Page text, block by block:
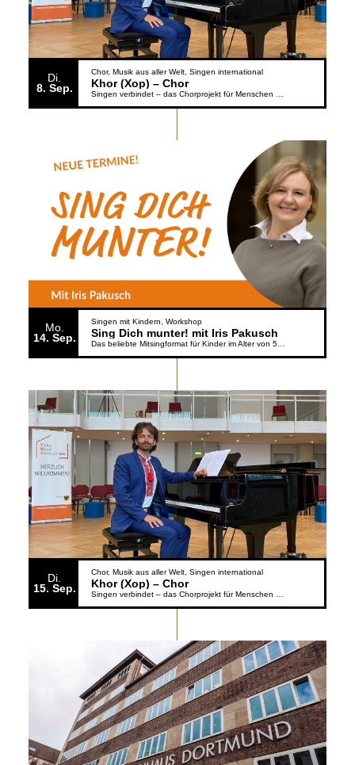
Di.
8 Sep.
Chor Musik aus aller Welt Singen international
Khor (Xop) – Chor
Mo.
14 Sep.
Singen mit Kindern Workshop
Sing Dich munter! mit Iris Pakusch
Das beliebte Mitsingformat für Kinder im Alter von 5 bis 6 Jahren geht weiter
Di.
15 Sep.
Chor Musik aus aller Welt Singen international
Khor (Xop) – Chor